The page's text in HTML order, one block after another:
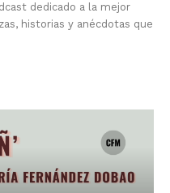
dedicado a la mejor
historias y anécdotas que